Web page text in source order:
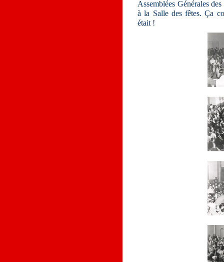
Assemblées Générales
à la Salle des fêtes. Ça
était !